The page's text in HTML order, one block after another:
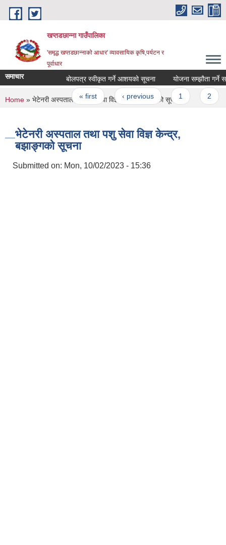
Skip to main content
खप्तडछान्ना गाउँपालिका
'समृद्ध खप्तडछान्नाको आधार' व्यावसायिक कृषि,पर्यटन र
पूर्वाधार
समाचार बोलपत्र स्वीकृत गर्ने आशयको सूचना योजना सम्झौता गर्ने
Pages
« first ‹ previous 1
You are here
Home » भेटेनरी अस्पताल तथा पशु सेवा विज्ञ केन्द्र, बझाङ्गको सूचना
भेटेनरी अस्पताल तथा पशु सेवा विज्ञ केन्द्र,
बझाङ्गको सूचना
Submitted on: Mon, 10/02/2023 - 15:36